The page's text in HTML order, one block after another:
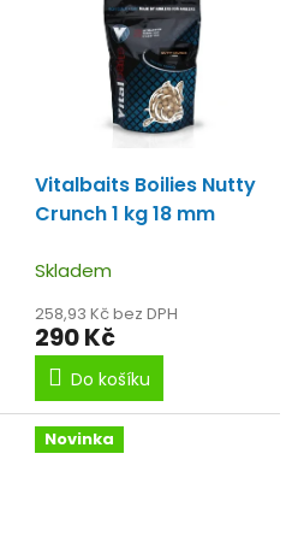
Vitalbaits Boilies Nutty
Crunch 1 kg 18 mm
Skladem
258,93 Kč bez DPH
290 Kč
Do košíku
Novinka